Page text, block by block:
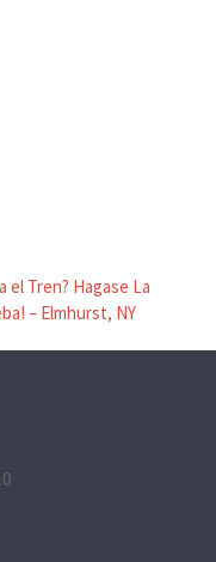
el Tren? Hagase La
– Elmhurst, NY